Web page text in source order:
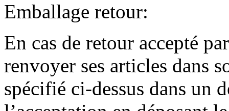
Emballage retour:
En cas de retour accepté
renvoyer ses articles dans
spécifié ci-dessus dans un